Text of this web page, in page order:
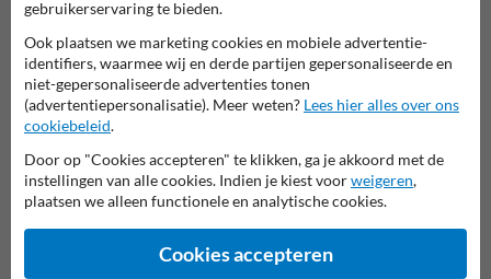
Parkeerborden (toegestaan)
Eigen terrein borden
gebruikerservaring te bieden.
Ook plaatsen we marketing cookies en mobiele advertentie-
identifiers, waarmee wij en derde partijen gepersonaliseerde en
niet-gepersonaliseerde advertenties tonen
(advertentiepersonalisatie). Meer weten? Lees hier alles over ons
cookiebeleid.
Door op "Cookies accepteren" te klikken, ga je akkoord met de
instellingen van alle cookies. Indien je kiest voorweigeren,
plaatsen we alleen functionele en analytische cookies.
Cookies accepteren